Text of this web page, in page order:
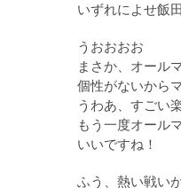
いずれによせ飯
うおおおお
まさか、オール
個性がないから
うわあ、すごい
もう一度オール
いいですね！
ふう、熱い戦い